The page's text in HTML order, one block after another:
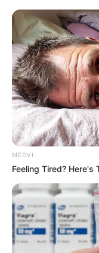
MEDVI
Feeling Tired? Here's